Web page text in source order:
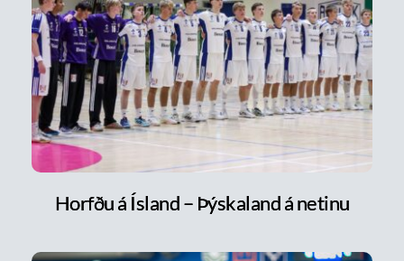
Horfðu á Ísland – Þýskaland á netinu